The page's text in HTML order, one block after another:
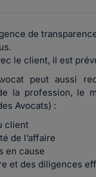
de
le client, il est
peut aussi
la profession, le
Avocats) :
client
de l’affaire
en cause
et des diligences